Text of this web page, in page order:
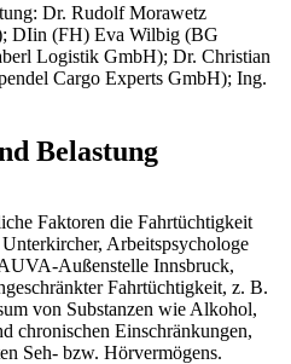
Dr. Rudolf Morawetz
DIin (FH) Eva Wilbig (BG
Logistik GmbH); Dr. Christian
Cargo Experts GmbH); Ing.
Belastung
Faktoren die Fahrtüchtigkeit
Arbeitspsychologe
Außenstelle Innsbruck,
Fahrtüchtigkeit, z. B.
von Substanzen wie Alkohol,
chronischen Einschränkungen,
Seh- bzw. Hörvermögens.